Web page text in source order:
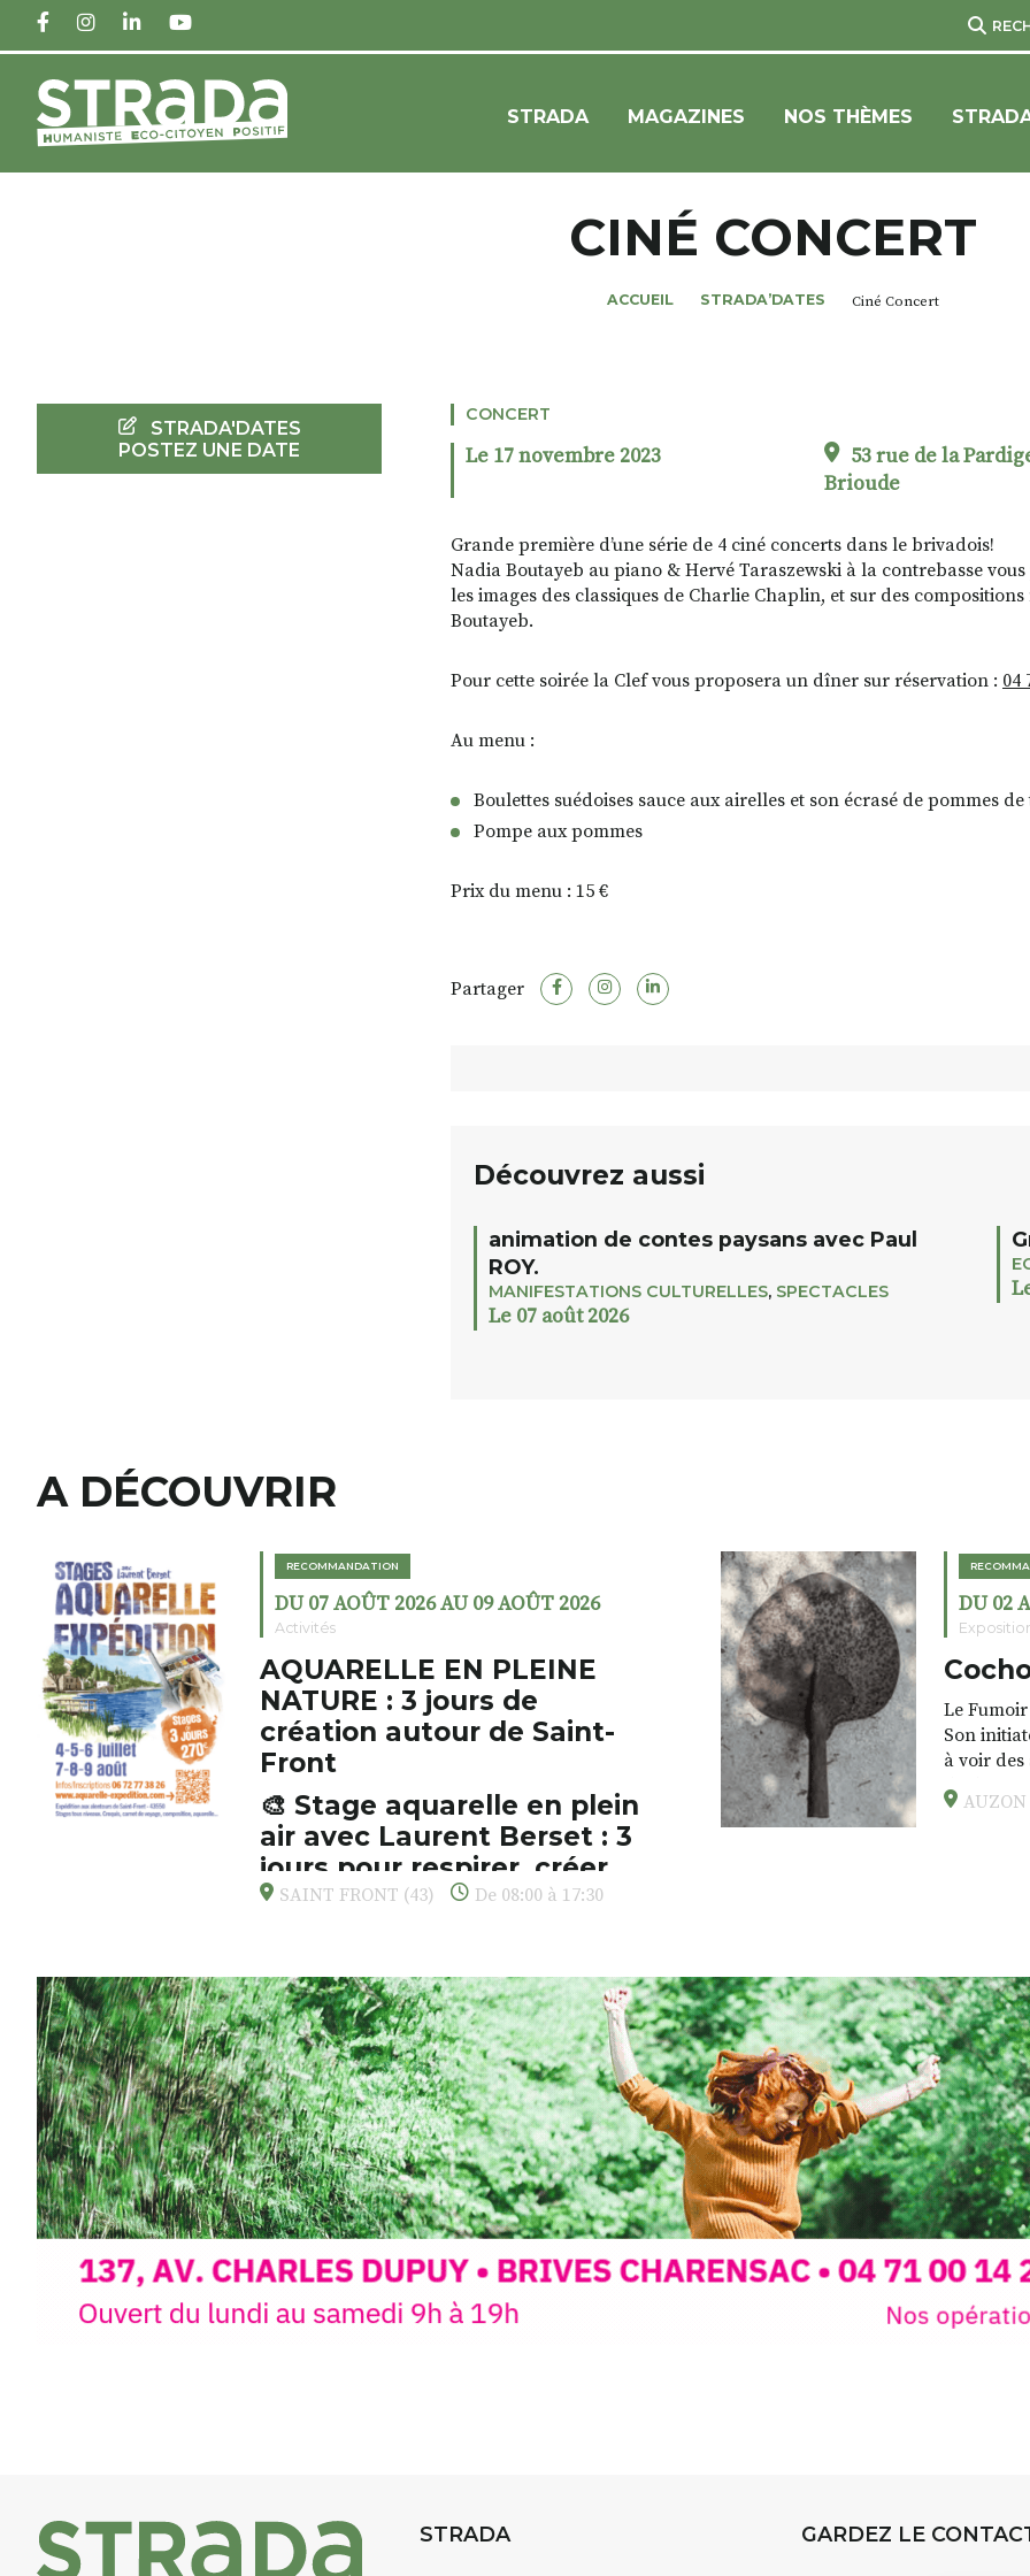
FACEBOOKINSTAGRAM
LINKEDINYOUTUBE
STRADA MAGAZINES NOS THÈMES
CINÉ CONCERT
ACCUEIL STRADA’DATES Ciné Concert
CONCERT
Le 17 novembre 2023
53 rue de la
Brioude
Grande première d’une série de 4 ciné concerts dans le brivadois!
Nadia Boutayeb au piano & Hervé Taraszewski à la contrebasse
les images des classiques de Charlie Chaplin, et sur des
Boutayeb.
Pour cette soirée la Clef vous proposera un dîner sur réservation : 04
Au menu :
Boulettes suédoises sauce aux airelles et son écrasé de pommes
Pompe aux pommes
Prix du menu : 15 €
Partager
Découvrez aussi
animation de contes paysans avec Paul
ROY.
MANIFESTATIONS CULTURELLES, SPECTACLES
Le 07 août 2026
STRADA'DATES
POSTEZ UNE DATE
A DÉCOUVRIR
RECOMMANDATION
DU 07 AOÛT 2026 AU 09 AOÛT 2026
Activités
AQUARELLE EN PLEINE
NATURE : 3 jours de
création autour de Saint-
Front
🎨 Stage aquarelle en plein
air avec Laurent Berset : 3
jours pour respirer, créer,
s’émerveiller
paysages de Haute-Loire ?
Cet été,Laurent Bersetvous propose unstage
d’aquarelle en extérieur, accessibleà tous les
niveaux, dans un cadre naturel
inspirantautour de Saint-Front, à seulement30
minutes du Puy-en-Velay.
Pendant3 jours, vous apprendrez à capturer
l’instant :
aquarelle, encre, ou contenu hybride.
Et si le temps se gâte : un atelier abrité
permettra de continuer à créer.
SAINT FRONT (43) De 08:00 à 17:30
DU 02
Le
Son
à voir
drôles,
expo-
raison de
STRADA GARDEZ LE